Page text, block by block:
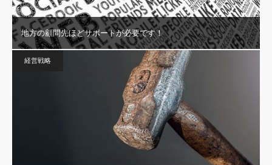
地方の顧問先ほどサポートが必要です！
経営戦略